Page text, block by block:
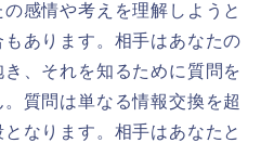
感情や考えを理解しようと
あります。相手はあなたの
、それを知るために質問を
質問は単なる情報交換を超
なります。相手はあなたと